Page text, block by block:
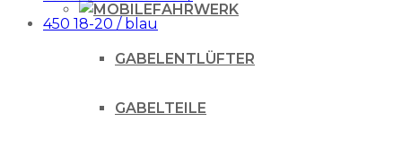
FAHRWERK
GABELENTLÜFTER
GABELTEILE